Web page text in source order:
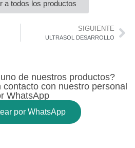
a todos los productos
SIGUIENTE
ULTRASOL DESARROLLO
de nuestros productos?
con nuestro personal
WhatsApp
por WhatsApp